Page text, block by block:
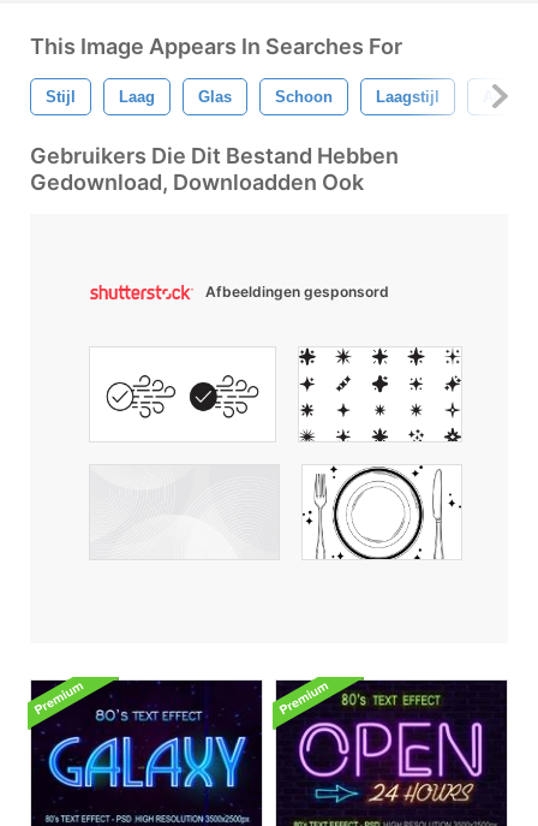
This Image Appears In Searches For
Stijl Laag Glas Schoon Laagstijl
Gebruikers Die Dit Bestand Hebben
Gedownload, Downloadden Ook
Afbeeldingen gesponsord